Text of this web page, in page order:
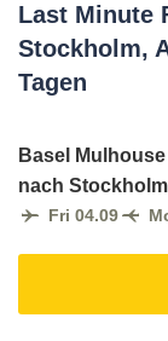
Last Minute
Stockholm,
Tagen
Basel Mulhouse
nach Stockholm
Fri 04.09